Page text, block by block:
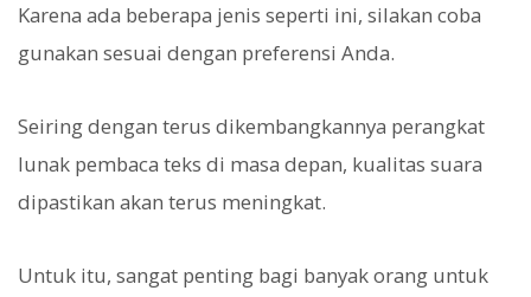
Karena ada beberapa jenis seperti ini, silakan coba
gunakan sesuai dengan preferensi Anda.
Seiring dengan terus dikembangkannya perangkat
lunak pembaca teks di masa depan, kualitas suara
dipastikan akan terus meningkat.
Untuk itu, sangat penting bagi banyak orang untuk